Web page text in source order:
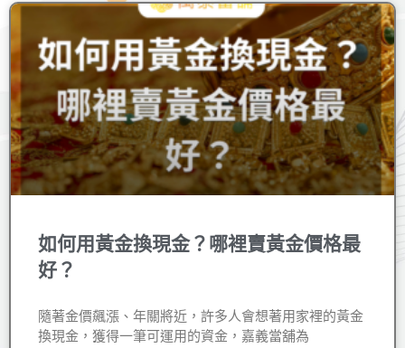
如何用黃金換現金？哪裡賣黃金價格最
好？
隨著金價飆漲、年關將近，許多人會想著用家裡的黃金
換現金，獲得一筆可運用的資金，嘉義當舖為